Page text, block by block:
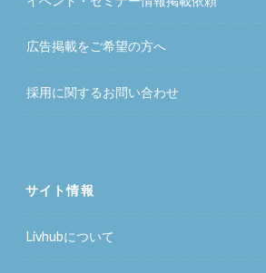
広告掲載をご希望の方へ
採用に関するお問い合わせ
サイト情報
Livhubについて